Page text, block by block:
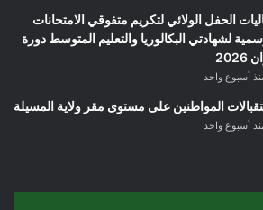
الحفل الولائي لتكريم متفوقي الامتحانات
لشهادتي البكالوريا والتعليم المتوسط دورة
أسبوع واحد
المواطنين على مستوى مقر ولاية المسيلة
أسبوع واحد